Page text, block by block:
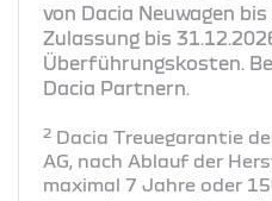
von Dacia Neuwagen
Zulassung bis
Überführungskosten.
Dacia Partnern.
2 Dacia Treuegarantie
AG, nach Ablauf der
maximal 7 Jahre oder